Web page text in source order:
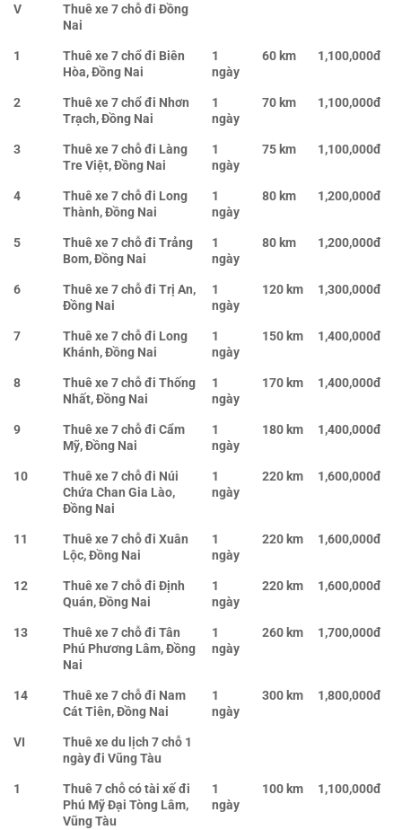
V
Thuê xe 7 chỗ đi Đồng
Nai
1
Thuê xe 7 chổ đi Biên
Hòa, Đồng Nai
1
ngày
60 km 1,100,000đ
2
Thuê xe 7 chổ đi Nhơn
Trạch, Đồng Nai
1
ngày
70 km 1,100,000đ
3
Thuê xe 7 chỗ đi Làng
Tre Việt, Đồng Nai
1
ngày
75 km 1,100,000đ
4
Thuê xe 7 chỗ đi Long
Thành, Đồng Nai
1
ngày
80 km 1,200,000đ
5
Thuê xe 7 chỗ đi Trảng
Bom, Đồng Nai
1
ngày
80 km 1,200,000đ
6
Thuê xe 7 chỗ đi Trị An,
Đồng Nai
1
ngày
120 km 1,300,000đ
7
Thuê xe 7 chỗ đi Long
Khánh, Đồng Nai
1
ngày
150 km 1,400,000đ
8
Thuê xe 7 chỗ đi Thống
Nhất, Đồng Nai
1
ngày
170 km 1,400,000đ
9
Thuê xe 7 chỗ đi Cẩm
Mỹ, Đồng Nai
1
ngày
180 km 1,400,000đ
10
Thuê xe 7 chỗ đi Núi
Chứa Chan Gia Lào,
Đồng Nai
1
ngày
220 km 1,600,000đ
11
Thuê xe 7 chỗ đi Xuân
Lộc, Đồng Nai
1
ngày
220 km 1,600,000đ
12
Thuê xe 7 chỗ đi Định
Quán, Đồng Nai
1
ngày
220 km 1,600,000đ
13
Thuê xe 7 chỗ đi Tân
Phú Phương Lâm, Đồng
Nai
1
ngày
260 km 1,700,000đ
14
Thuê xe 7 chỗ đi Nam
Cát Tiên, Đồng Nai
1
ngày
300 km 1,800,000đ
VI
Thuê xe du lịch 7 chỗ 1
ngày đi Vũng Tàu
1
Thuê 7 chỗ có tài xế đi
Phú Mỹ Đại Tòng Lâm,
Vũng Tàu
1
ngày
100 km 1,100,000đ